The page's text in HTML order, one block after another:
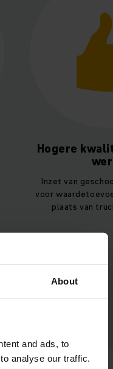
About
and ads, to
analyse our traffic.
Hogere
Inzet van
voor
plaats van